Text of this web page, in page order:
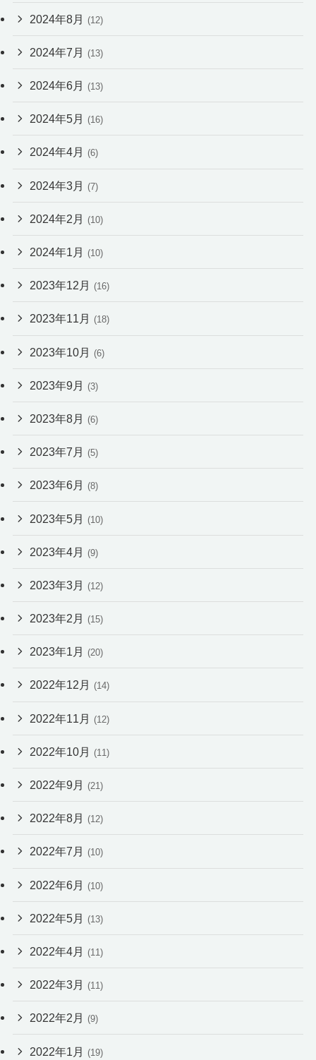
2024年8月 (12)
2024年7月 (13)
2024年6月 (13)
2024年5月 (16)
2024年4月 (6)
2024年3月 (7)
2024年2月 (10)
2024年1月 (10)
2023年12月 (16)
2023年11月 (18)
2023年10月 (6)
2023年9月 (3)
2023年8月 (6)
2023年7月 (5)
2023年6月 (8)
2023年5月 (10)
2023年4月 (9)
2023年3月 (12)
2023年2月 (15)
2023年1月 (20)
2022年12月 (14)
2022年11月 (12)
2022年10月 (11)
2022年9月 (21)
2022年8月 (12)
2022年7月 (10)
2022年6月 (10)
2022年5月 (13)
2022年4月 (11)
2022年3月 (11)
2022年2月 (9)
2022年1月 (19)